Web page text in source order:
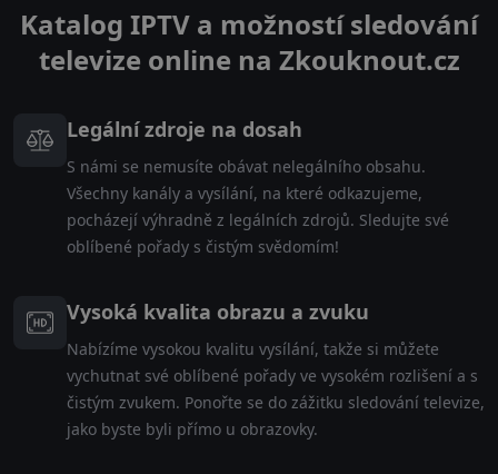
Katalog IPTV a možností sledování
televize online na Zkouknout.cz
Legální zdroje na dosah
S námi se nemusíte obávat nelegálního obsahu.
Všechny kanály a vysílání, na které odkazujeme,
pocházejí výhradně z legálních zdrojů. Sledujte své
oblíbené pořady s čistým svědomím!
Vysoká kvalita obrazu a zvuku
Nabízíme vysokou kvalitu vysílání, takže si můžete
vychutnat své oblíbené pořady ve vysokém rozlišení a s
čistým zvukem. Ponořte se do zážitku sledování televize,
jako byste byli přímo u obrazovky.